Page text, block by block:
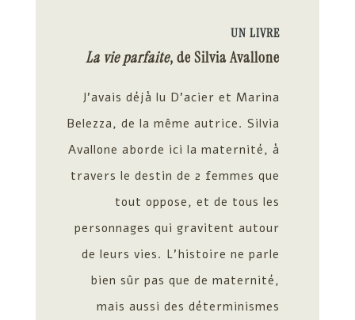
UN LIVRE
La vie parfaite, de Silvia Avallone
J’avais déjà lu D’acier et Marina
Belezza, de la même autrice. Silvia
Avallone aborde ici la maternité, à
travers le destin de 2 femmes que
tout oppose, et de tous les
personnages qui gravitent autour
de leurs vies. L’histoire ne parle
bien sûr pas que de maternité,
mais aussi des déterminismes